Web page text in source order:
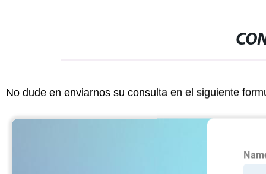
No dude en enviarnos su consulta en el siguiente